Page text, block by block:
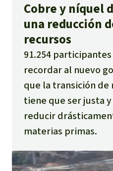
Cobre y níquel
una reducción
recursos
91.254 participantes
recordar al nuevo
que la transición
tiene que ser justa
reducir
materias primas.